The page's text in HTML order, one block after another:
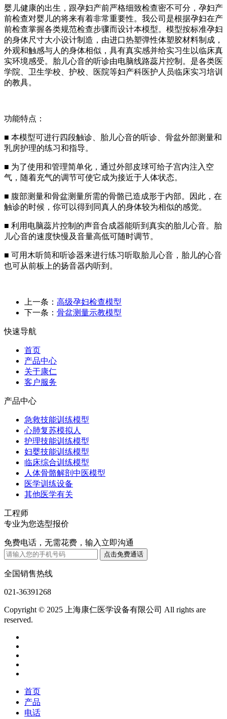
婴儿健康的出生，跟孕妇产前严格细致检查密不可分，孕妇产
前检查对婴儿的将来有着非常重要性。我公司是根据孕妇在产
前检查掌握各类规范检查步骤而设计本模型。模型按标准孕妇
的身体尺寸大小设计制造，由进口热塑弹性体塑胶材料制成，
外观和触感与人的身体相似，具有真实感并给实习生以临床真
实环境感受。胎儿心音的听诊由电脑线路蕊片控制。是各类医
学院、卫生学校、护校、医院等妇产科医护人员临床实习培训
的教具。
功能特点：
■ 本模型可进行四段触诊、胎儿心音的听诊、骨盆外部测量和
乳房护理的练习和指导。
■ 为了使用和管理简单化，通过外部皮球可给子宫内注入空
气，随着充气的调节可使它成为接近于人体状态。
■ 腹部测量和骨盆测量所需的骨骼已造成形于内部。因此，在
触诊的时候，你可以得到同真人的身体较为相似的感觉。
■ 利用电脑蕊片控制的声音合成器能听到真实的胎儿心音。胎
儿心音的速度快慢及音量高低可随时调节。
■ 可用木听筒和听诊器来进行练习听取胎儿心音，胎儿的心音
也可从前板上的扬音器内听到。
上一条： 高级孕妇检查模型
下一条： 骨盆测量示教模型
快速导航
首页
产品中心
关于康仁
客户服务
产品中心
急救技能训练模型
心肺复苏模拟人
护理技能训练模型
妇婴技能训练模型
临床综合训练模型
人体骨骼解剖中医模型
医学训练设备
其他医学有关
工程师
专业为您选型报价
免费电话，无需花费，输入立即沟通
全国销售热线
021-36391268
Copyright © 2025 上海康仁医学设备有限公司 All rights are
reserved.
首页
产品
电话